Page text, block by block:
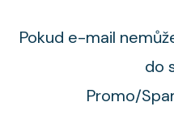
Pokud e-mail
do
Promo/